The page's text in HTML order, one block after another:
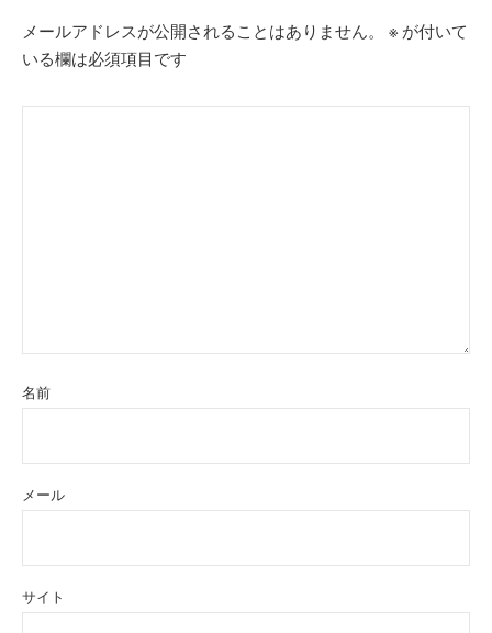
メールアドレスが公開されることはありません。 ※ が付いて
いる欄は必須項目です
名前
メール
サイト